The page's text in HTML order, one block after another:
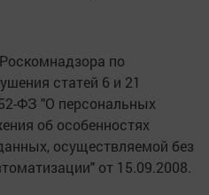
по
статей 6 и 21
ФЗ "О персональных
об особенностях
осуществляемой без
от 15.09.2008.